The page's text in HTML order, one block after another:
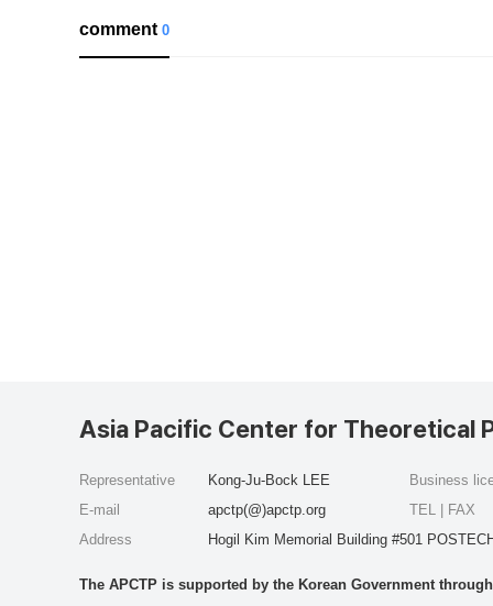
comment0
Asia Pacific Center for Theoretical
Representative
Kong-Ju-Bock LEE
E-mail
apctp(@)apctp.org
Address
Hogil Kim Memorial Building #501
Business
TEL | FAX
The APCTP is supported by the Korean Government